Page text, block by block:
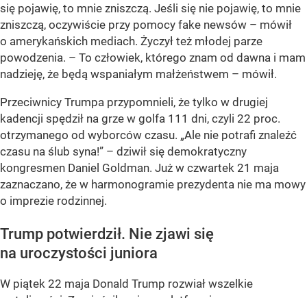
się pojawię, to mnie zniszczą. Jeśli się nie pojawię, to mnie
zniszczą, oczywiście przy pomocy fake newsów – mówił
o amerykańskich mediach. Życzył też młodej parze
powodzenia. – To człowiek, którego znam od dawna i mam
nadzieję, że będą wspaniałym małżeństwem – mówił.
Przeciwnicy Trumpa przypomnieli, że tylko w drugiej
kadencji spędził na grze w golfa 111 dni, czyli 22 proc.
otrzymanego od wyborców czasu. „Ale nie potrafi znaleźć
czasu na ślub syna!” – dziwił się demokratyczny
kongresmen Daniel Goldman. Już w czwartek 21 maja
zaznaczano, że w harmonogramie prezydenta nie ma mowy
o imprezie rodzinnej.
Trump potwierdził. Nie zjawi się
na uroczystości juniora
W piątek 22 maja Donald Trump rozwiał wszelkie